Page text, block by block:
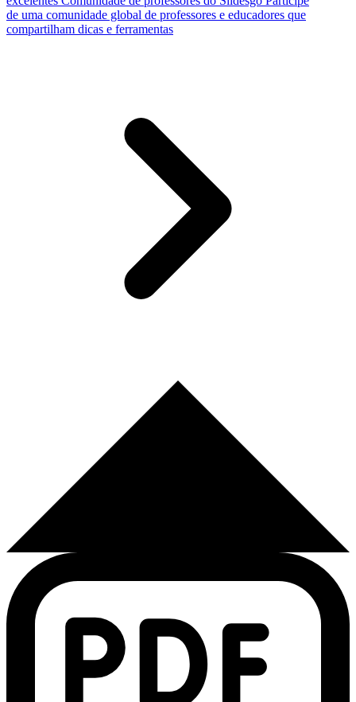
de uma comunidade global de professores e educadores que
compartilham dicas e ferramentas